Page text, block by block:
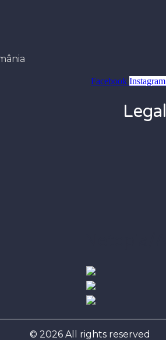
Facebook Instagram
Legal
© 2026 All rights reserved